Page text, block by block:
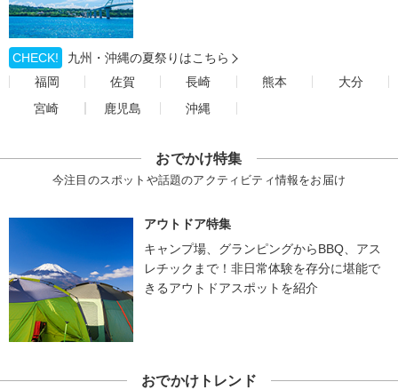
CHECK!
九州・沖縄の夏祭りはこちら
福岡
佐賀 長崎 熊本
大分
宮崎
鹿児島 沖縄
おでかけ特集
今注目のスポットや話題のアクティビティ情報をお届け
アウトドア特集
キャンプ場、グランピングからBBQ、アス
レチックまで！非日常体験を存分に堪能で
きるアウトドアスポットを紹介
おでかけトレンド